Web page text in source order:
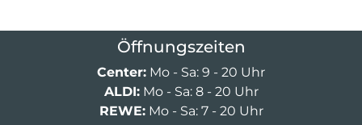
Öffnungszeiten
Center: Mo - Sa: 9 - 20 Uhr
ALDI:Mo - Sa: 8 - 20 Uhr
REWE:Mo - Sa: 7 - 20 Uhr